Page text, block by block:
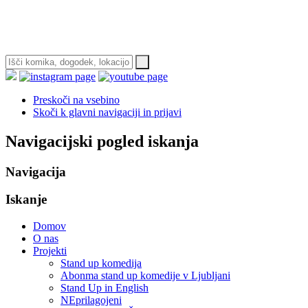
Preskoči na vsebino
Skoči k glavni navigaciji in prijavi
Navigacijski pogled iskanja
Navigacija
Iskanje
Domov
O nas
Projekti
Stand up komedija
Abonma stand up komedije v Ljubljani
Stand Up in English
NEprilagojeni